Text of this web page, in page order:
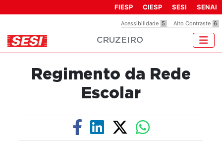
inclui
um
Acessibilidade 5 Alto Contraste 6
FIESP CIESP SESI SENAI
CRUZEIRO
Regimento da Rede
Escolar